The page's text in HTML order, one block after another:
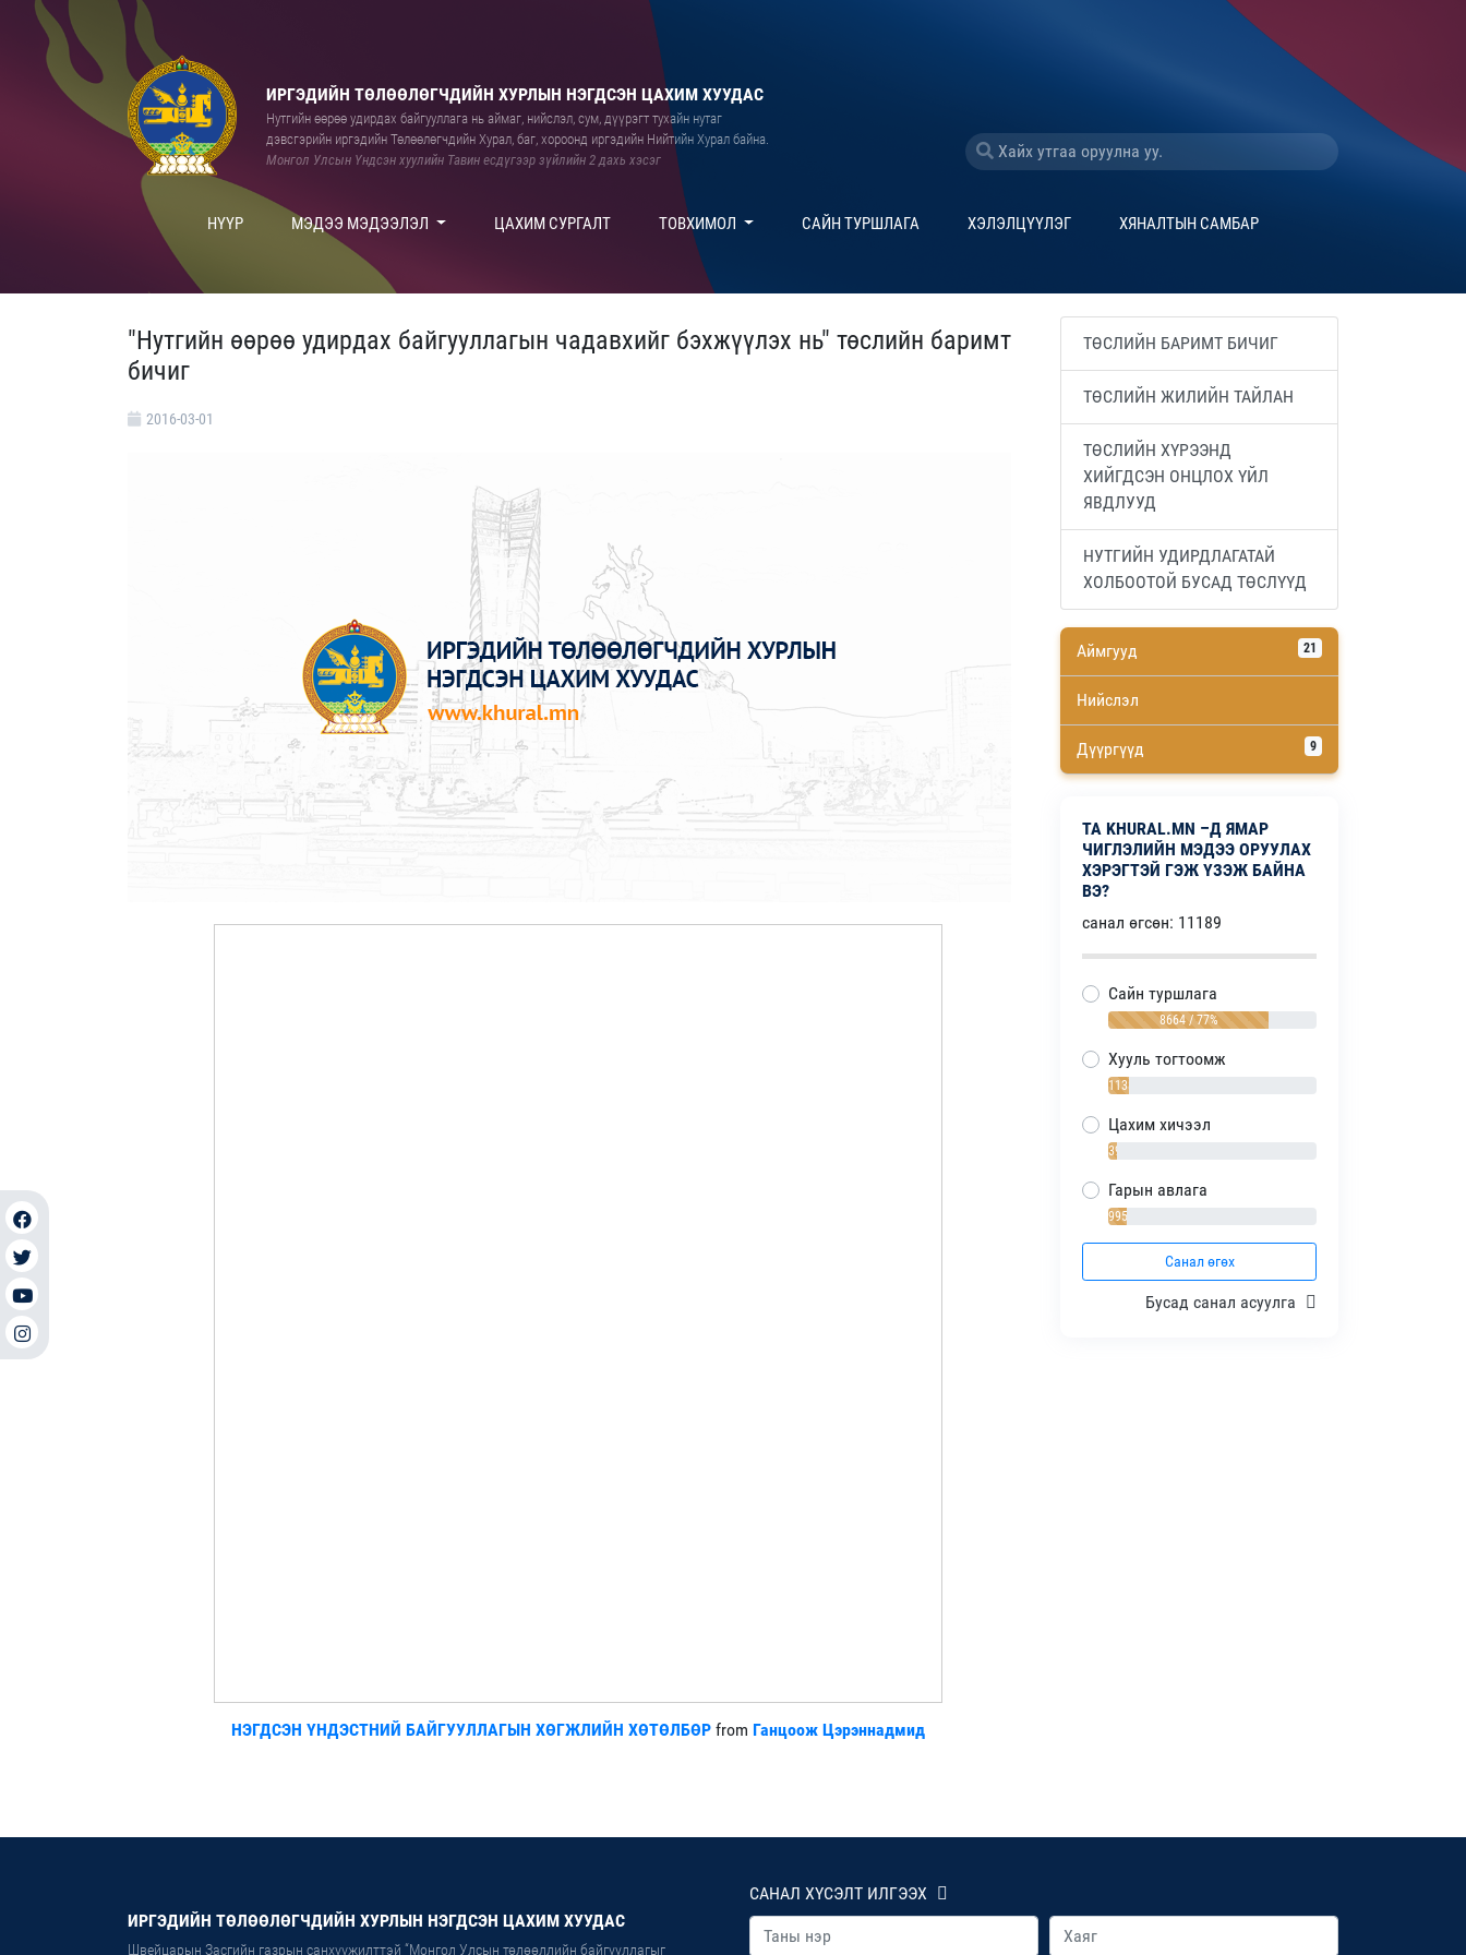
ИРГЭДИЙН ТӨЛӨӨЛӨГЧДИЙН ХУРЛЫН НЭГДСЭН ЦАХИМ ХУУДАС
Нутгийн өөрөө удирдах байгууллага нь аймаг, нийслэл, сум, дүүрэгт тухайн нутаг
дэвсгэрийн иргэдийн Төлөөлөгчдийн Хурал, баг, хороонд иргэдийн Нийтийн Хурал байна.
Монгол Улсын Үндсэн хуулийн Тавин есдүгээр зүйлийн 2 дахь хэсэг
НҮҮР МЭДЭЭ МЭДЭЭЛЭЛ ЦАХИМ СУРГАЛТ ТОВХИМОЛ САЙН ТУРШЛАГА ХЭЛЭЛЦҮҮЛЭГ ХЯНАЛТЫН САМБАР
"Нутгийн өөрөө удирдах байгууллагын чадавхийг бэхжүүлэх нь" төслийн баримт
бичиг
2016-03-01
НЭГДСЭН ҮНДЭСТНИЙ БАЙГУУЛЛАГЫН ХӨГЖЛИЙН ХӨТӨЛБӨР from Ганцоож Цэрэннадмид
ТӨСЛИЙН БАРИМТ БИЧИГ
ТӨСЛИЙН ЖИЛИЙН ТАЙЛАН
ТӨСЛИЙН ХҮРЭЭНД
ХИЙГДСЭН ОНЦЛОХ ҮЙЛ
ЯВДЛУУД
НУТГИЙН УДИРДЛАГАТАЙ
ХОЛБООТОЙ БУСАД ТӨСЛҮҮД
Аймгууд 21
Нийслэл
Дүүргүүд 9
ТА KHURAL.MN –Д ЯМАР
ЧИГЛЭЛИЙН МЭДЭЭ ОРУУЛАХ
ХЭРЭГТЭЙ ГЭЖ ҮЗЭЖ БАЙНА
ВЭ?
санал өгсөн: 11189
Сайн туршлага
8664 / 77%
Хууль тогтоомж
1138 / 10%
Цахим хичээл
392 / 4%
Гарын авлага
995 / 9%
Санал өгөх
Бусад санал асуулга
ИРГЭДИЙН ТӨЛӨӨЛӨГЧДИЙН ХУРЛЫН НЭГДСЭН ЦАХИМ ХУУДАС
Швейцарын Засгийн газрын санхүүжилттэй “Монгол Улсын төлөөллийн байгууллагыг
САНАЛ ХҮСЭЛТ ИЛГЭЭХ